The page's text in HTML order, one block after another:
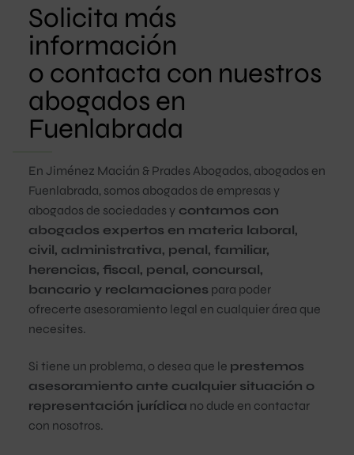
Solicita más
información
o contacta con nuestros
abogados en
Fuenlabrada
En Jiménez Macián & Prades Abogados, abogados en
Fuenlabrada, somos abogados de empresas y
abogados de sociedades y contamos con
abogados expertos en materia laboral,
civil, administrativa, penal, familiar,
herencias, fiscal, penal, concursal,
bancario y reclamaciones para poder
ofrecerte asesoramiento legal en cualquier área que
necesites.
Si tiene un problema, o desea que le prestemos
asesoramiento ante cualquier situación o
representación jurídica no dude en contactar
con nosotros.